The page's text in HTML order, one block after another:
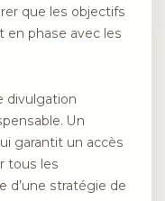
que les objectifs
en phase avec les
divulgation
Un
garantit un accès
tous les
d’une stratégie de